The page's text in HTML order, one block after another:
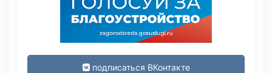
подписаться ВКонтакте